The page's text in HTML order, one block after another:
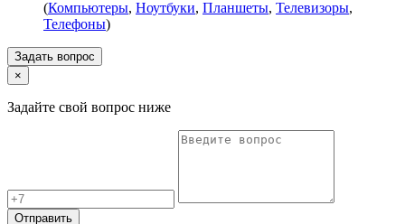
(Компьютеры, Ноутбуки, Планшеты, Телевизоры,
Телефоны)
Задать вопрос
×
Задайте свой вопрос ниже
Отправить